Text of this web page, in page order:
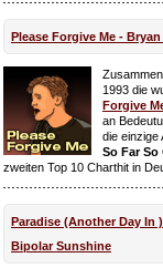
Please Forgive Me -
1993 die
Forgive
an
die einzige
So Far So
zweiten Top 10 Charthit in
Paradise (Another Day In
Bipolar Sunshine